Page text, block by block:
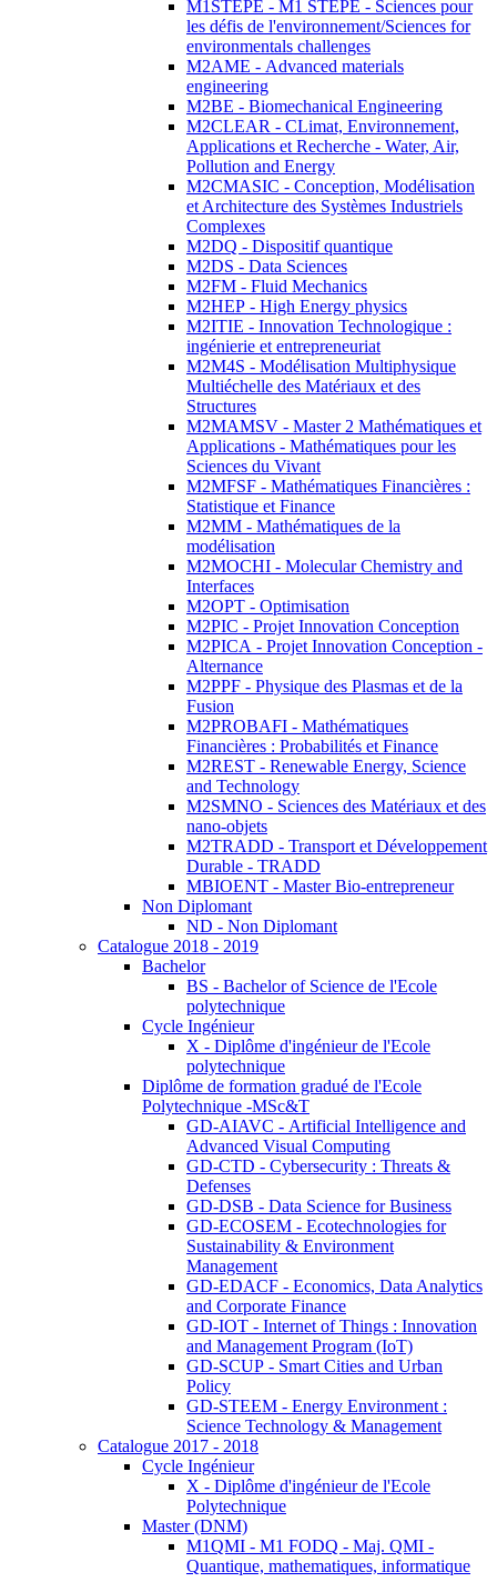
M1STEPE - M1 STEPE - Sciences pour
les défis de l'environnement/Sciences for
environmentals challenges
M2AME - Advanced materials
engineering
M2BE - Biomechanical Engineering
M2CLEAR - CLimat, Environnement,
Applications et Recherche - Water, Air,
Pollution and Energy
M2CMASIC - Conception, Modélisation
et Architecture des Systèmes Industriels
Complexes
M2DQ - Dispositif quantique
M2DS - Data Sciences
M2FM - Fluid Mechanics
M2HEP - High Energy physics
M2ITIE - Innovation Technologique :
ingénierie et entrepreneuriat
M2M4S - Modélisation Multiphysique
Multiéchelle des Matériaux et des
Structures
M2MAMSV - Master 2 Mathématiques et
Applications - Mathématiques pour les
Sciences du Vivant
M2MFSF - Mathématiques Financières :
Statistique et Finance
M2MM - Mathématiques de la
modélisation
M2MOCHI - Molecular Chemistry and
Interfaces
M2OPT - Optimisation
M2PIC - Projet Innovation Conception
M2PICA - Projet Innovation Conception -
Alternance
M2PPF - Physique des Plasmas et de la
Fusion
M2PROBAFI - Mathématiques
Financières : Probabilités et Finance
M2REST - Renewable Energy, Science
and Technology
M2SMNO - Sciences des Matériaux et des
nano-objets
M2TRADD - Transport et Développement
Durable - TRADD
MBIOENT - Master Bio-entrepreneur
Non Diplomant
ND - Non Diplomant
Catalogue 2018 - 2019
Bachelor
BS - Bachelor of Science de l'Ecole
polytechnique
Cycle Ingénieur
X - Diplôme d'ingénieur de l'Ecole
polytechnique
Diplôme de formation gradué de l'Ecole
Polytechnique -MSc&T
GD-AIAVC - Artificial Intelligence and
Advanced Visual Computing
GD-CTD - Cybersecurity : Threats &
Defenses
GD-DSB - Data Science for Business
GD-ECOSEM - Ecotechnologies for
Sustainability & Environment
Management
GD-EDACF - Economics, Data Analytics
and Corporate Finance
GD-IOT - Internet of Things : Innovation
and Management Program (IoT)
GD-SCUP - Smart Cities and Urban
Policy
GD-STEEM - Energy Environment :
Science Technology & Management
Catalogue 2017 - 2018
Cycle Ingénieur
X - Diplôme d'ingénieur de l'Ecole
Polytechnique
Master (DNM)
M1QMI - M1 FODQ - Maj. QMI -
Quantique, mathematiques, informatique